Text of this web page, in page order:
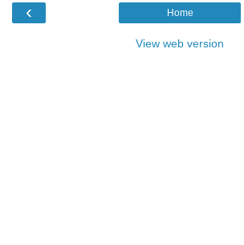
‹ Home
View web version